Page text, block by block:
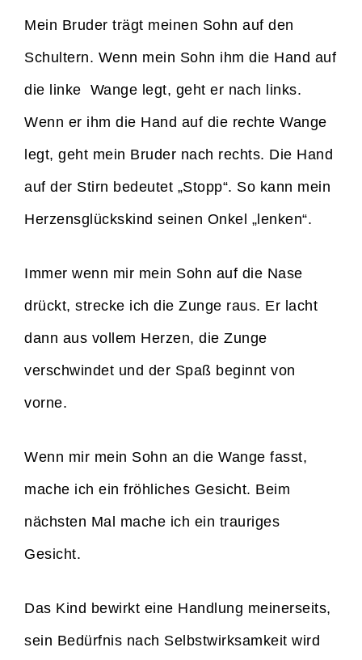
Mein Bruder trägt meinen Sohn auf den
Schultern. Wenn mein Sohn ihm die Hand auf
die linke Wange legt, geht er nach links.
Wenn er ihm die Hand auf die rechte Wange
legt, geht mein Bruder nach rechts. Die Hand
auf der Stirn bedeutet „Stopp“. So kann mein
Herzensglückskind seinen Onkel „lenken“.
Immer wenn mir mein Sohn auf die Nase
drückt, strecke ich die Zunge raus. Er lacht
dann aus vollem Herzen, die Zunge
verschwindet und der Spaß beginnt von
vorne.
Wenn mir mein Sohn an die Wange fasst,
mache ich ein fröhliches Gesicht. Beim
nächsten Mal mache ich ein trauriges
Gesicht.
Das Kind bewirkt eine Handlung meinerseits,
sein Bedürfnis nach Selbstwirksamkeit wird